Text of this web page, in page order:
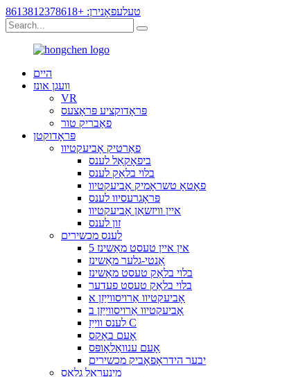
טעלעפאָנירן: +8613812378618
היים
וועגן אונז
VR
פּראָדוקציע פּראָצעס
פאַבריק טור
פּראָדוקטן
פאַרטיק אָביעקטיוו
ביפאָקאַל לענס
בלוי בלאַק לענס
פאָטאָ טשראָמיק אָביעקטיוו
פּראָגרעסיוו לענס
איין וויזשאַן אָביעקטיוו
זון לענס
לענס מכשירים
5 אין איין טעסט מאַשינז
אַנטי-גלער מאַשינז
בלוי בלאַק טעסט מאַשינז
בלוי בלאַק טעסט פעדער
אָביעקטיוו אַרויסווייַזן א
אָביעקטיוו אַרויסווייַזן ב
לענס ווייַז C
אָעם באָקס
אָעם ענוואַלאָופּס
יבער הידראָפאָביק מכשירים
מינעראַל גלאַס